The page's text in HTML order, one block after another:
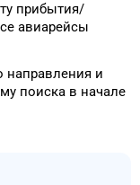
прибытия/
авиарейсы
направления и
поиска в начале